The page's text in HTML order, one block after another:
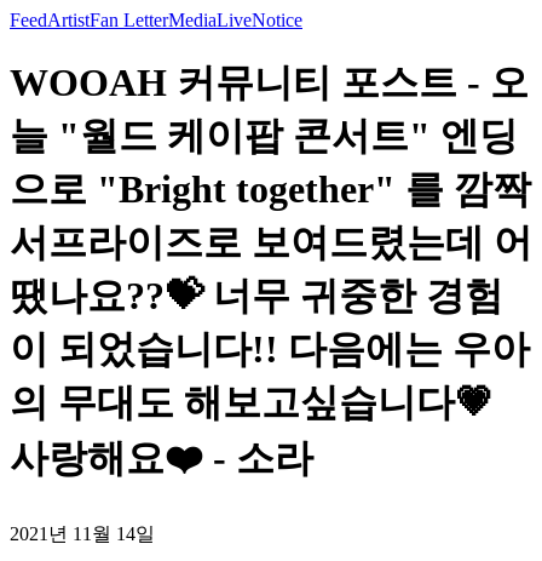
FeedArtistFan LetterMediaLiveNotice
WOOAH 커뮤니티 포스트 - 오
늘 "월드 케이팝 콘서트" 엔딩
으로 "Bright together" 를 깜짝
서프라이즈로 보여드렸는데 어
땠나요??💝 너무 귀중한 경험
이 되었습니다!! 다음에는 우아
의 무대도 해보고싶습니다💗
사랑해요❤️ - 소라
2021년 11월 14일